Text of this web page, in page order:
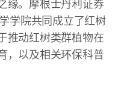
学院共同成立了红树
推动红树类群植物在
，以及相关环保科普